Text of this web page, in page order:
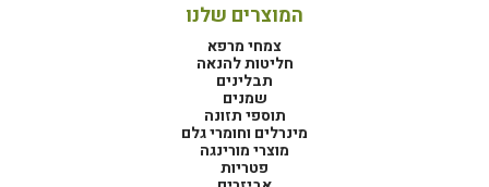
המוצרים שלנו
צמחי מרפא
חליטות להנאה
תבלינים
שמנים
תוספי תזונה
מינרלים וחומרי גלם
מוצרי מורינגה
פטריות